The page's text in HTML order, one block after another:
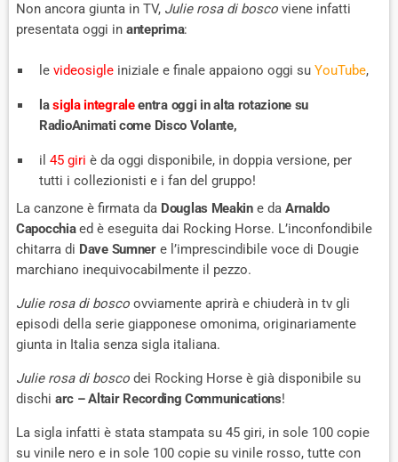
Non ancora giunta in TV, Julie rosa di bosco viene infatti
presentata oggi in anteprima:
le videosigle iniziale e finale appaiono oggi su YouTube,
lasigla integraleentra oggi in alta rotazione su
RadioAnimati come Disco Volante,
il 45 giri è da oggi disponibile, in doppia versione, per
tutti i collezionisti e i fan del gruppo!
La canzone è firmata da Douglas Meakine da Arnaldo
Capocchiaed è eseguita dai Rocking Horse. L’inconfondibile
chitarra di Dave Sumnere l’imprescindibile voce di Dougie
marchiano inequivocabilmente il pezzo.
Julie rosa di bosco ovviamente aprirà e chiuderà in tv gli
episodi della serie giapponese omonima, originariamente
giunta in Italia senza sigla italiana.
Julie rosa di bosco dei Rocking Horse è già disponibile su
dischi arc – Altair Recording Communications!
La sigla infatti è stata stampata su 45 giri, in sole 100 copie
su vinile nero e in sole 100 copie su vinile rosso, tutte con